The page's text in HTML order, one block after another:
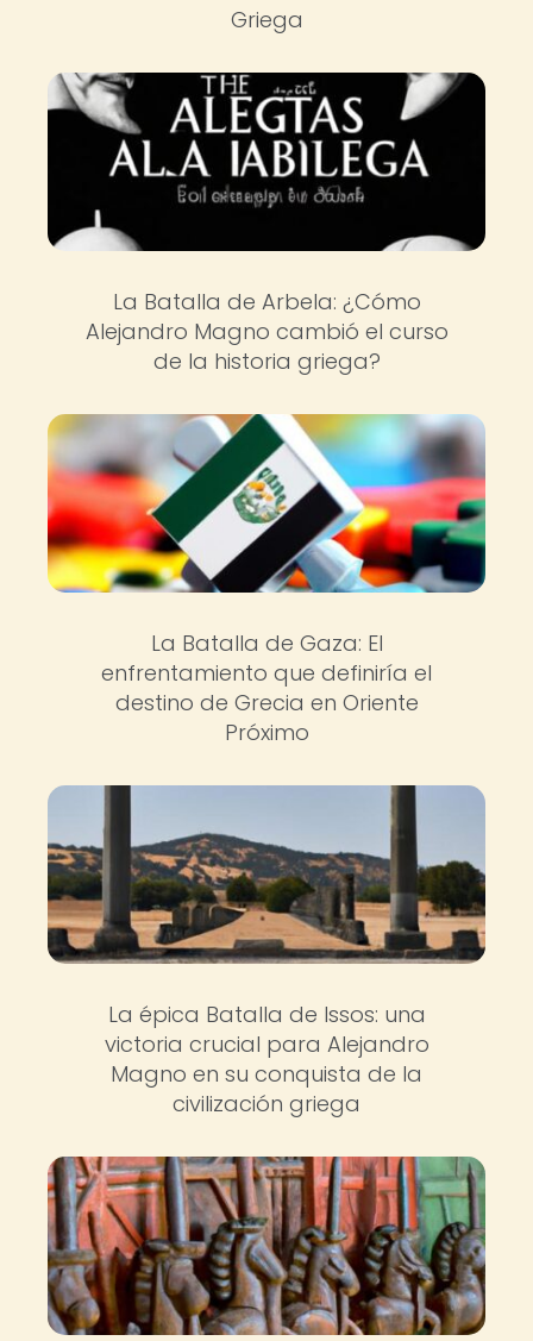
Griega
La Batalla de Arbela: ¿Cómo
Alejandro Magno cambió el curso
de la historia griega?
La Batalla de Gaza: El
enfrentamiento que definiría el
destino de Grecia en Oriente
Próximo
La épica Batalla de Issos: una
victoria crucial para Alejandro
Magno en su conquista de la
civilización griega